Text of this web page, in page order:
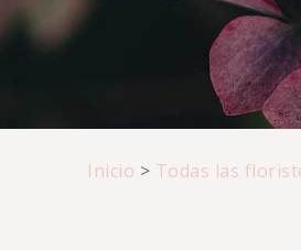
Inicio > Todas las